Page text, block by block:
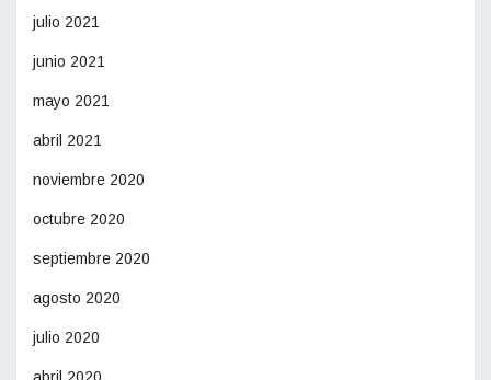
julio 2021
junio 2021
mayo 2021
abril 2021
noviembre 2020
octubre 2020
septiembre 2020
agosto 2020
julio 2020
abril 2020